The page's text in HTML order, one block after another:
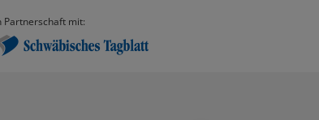
Partnerschaft mit: